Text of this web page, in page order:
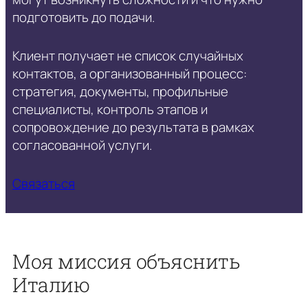
подготовить до подачи.
Клиент получает не список случайных
контактов, а организованный процесс:
стратегия, документы, профильные
специалисты, контроль этапов и
сопровождение до результата в рамках
согласованной услуги.
Связаться
Моя миссия объяснить
Италию